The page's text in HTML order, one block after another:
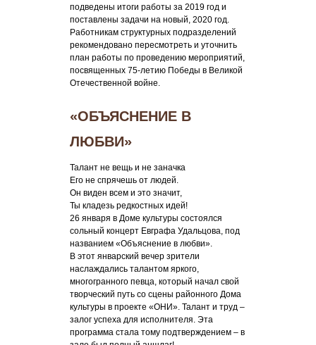
подведены итоги работы за 2019 год и
поставлены задачи на новый, 2020 год.
Работникам структурных подразделений
рекомендовано пересмотреть и уточнить
план работы по проведению мероприятий,
посвященных 75-летию Победы в Великой
Отечественной войне.
«ОБЪЯСНЕНИЕ В
ЛЮБВИ»
Талант не вещь и не заначка
Его не спрячешь от людей.
Он виден всем и это значит,
Ты кладезь редкостных идей!
26 января в Доме культуры состоялся
сольный концерт Евграфа Удальцова, под
названием «Объяснение в любви».
В этот январский вечер зрители
наслаждались талантом яркого,
многогранного певца, который начал свой
творческий путь со сцены районного Дома
культуры в проекте «ОНИ». Талант и труд –
залог успеха для исполнителя. Эта
программа стала тому подтверждением – в